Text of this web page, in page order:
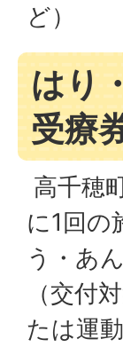
ど）
はり
受療
高千穂
に1回の
う・あ
（交付
たは運